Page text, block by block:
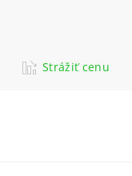
Strážiť cenu